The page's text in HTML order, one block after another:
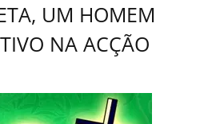
UM HOMEM
NA ACÇÃO